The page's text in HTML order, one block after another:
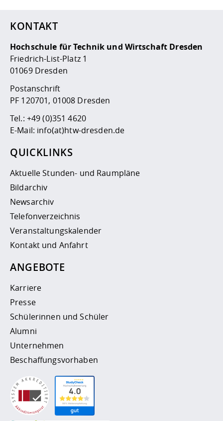
KONTAKT
Hochschule für Technik und Wirtschaft Dresden
Friedrich-List-Platz 1
01069 Dresden
Postanschrift
PF 120701, 01008 Dresden
Tel.: +49 (0)351 4620
E-Mail: info(at)htw-dresden.de
QUICKLINKS
Aktuelle Stunden- und Raumpläne
Bildarchiv
Newsarchiv
Telefonverzeichnis
Veranstaltungskalender
Kontakt und Anfahrt
ANGEBOTE
Karriere
Presse
Schülerinnen und Schüler
Alumni
Unternehmen
Beschaffungsvorhaben